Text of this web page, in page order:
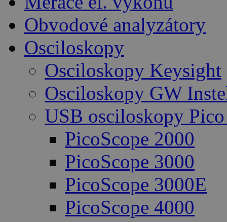
Obvodové analyzátory
Osciloskopy
Osciloskopy Keysight
Osciloskopy GW
USB osciloskopy
PicoScope 2000
PicoScope 3000
PicoScope 3000E
PicoScope 4000